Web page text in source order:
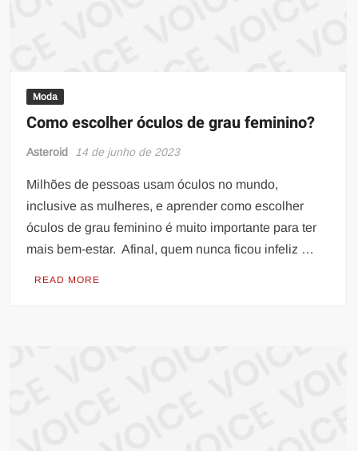
Moda
Como escolher óculos de grau feminino?
Asteroid 14 de junho de 2023
Milhões de pessoas usam óculos no mundo,
inclusive as mulheres, e aprender como escolher
óculos de grau feminino é muito importante para ter
mais bem-estar. Afinal, quem nunca ficou infeliz …
READ MORE